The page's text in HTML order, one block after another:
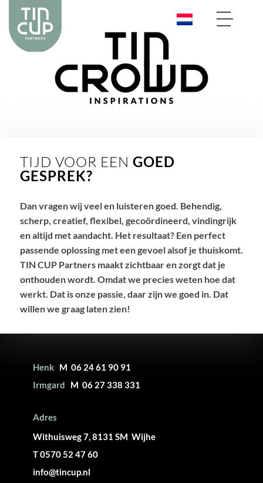
TIJD VOOR EEN GOED
GESPREK?
Dan vragen wij veel en luisteren goed. Behendig,
scherp, creatief, flexibel, gecoördineerd, vindingrijk
en altijd met aandacht. Het resultaat? Een perfect
passende oplossing met een gevoel alsof je thuiskomt.
TIN CUP Partners maakt zichtbaar en zorgt dat je
onthouden wordt. Omdat we precies weten hoe dat
werkt. Dat is onze passie, daar zijn we goed in. Dat
willen we graag laten zien!
Henk M 06 24 61 90 91
Irmgard M 06 27 338 331
Adres
Withuisweg 7, 8131 SM Wijhe
T 0570 52 47 60
info@tincup.nl